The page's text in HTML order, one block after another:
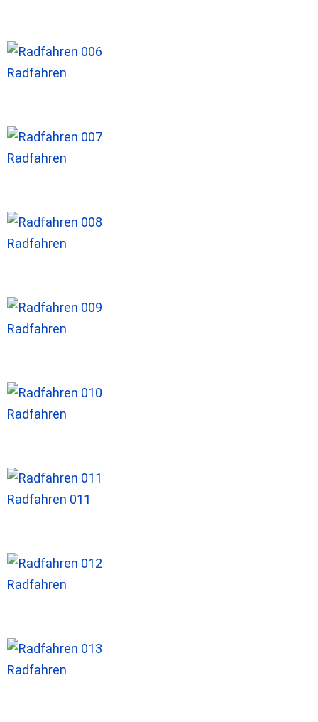
Radfahren
Radfahren
Radfahren
Radfahren
Radfahren
Radfahren 011
Radfahren
Radfahren